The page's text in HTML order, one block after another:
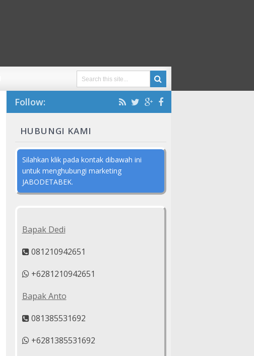
Follow:
HUBUNGI KAMI
Silahkan klik pada kontak dibawah ini
untuk menghubungi marketing
JABODETABEK.
Bapak Dedi
081210942651
+6281210942651
Bapak Anto
081385531692
+6281385531692